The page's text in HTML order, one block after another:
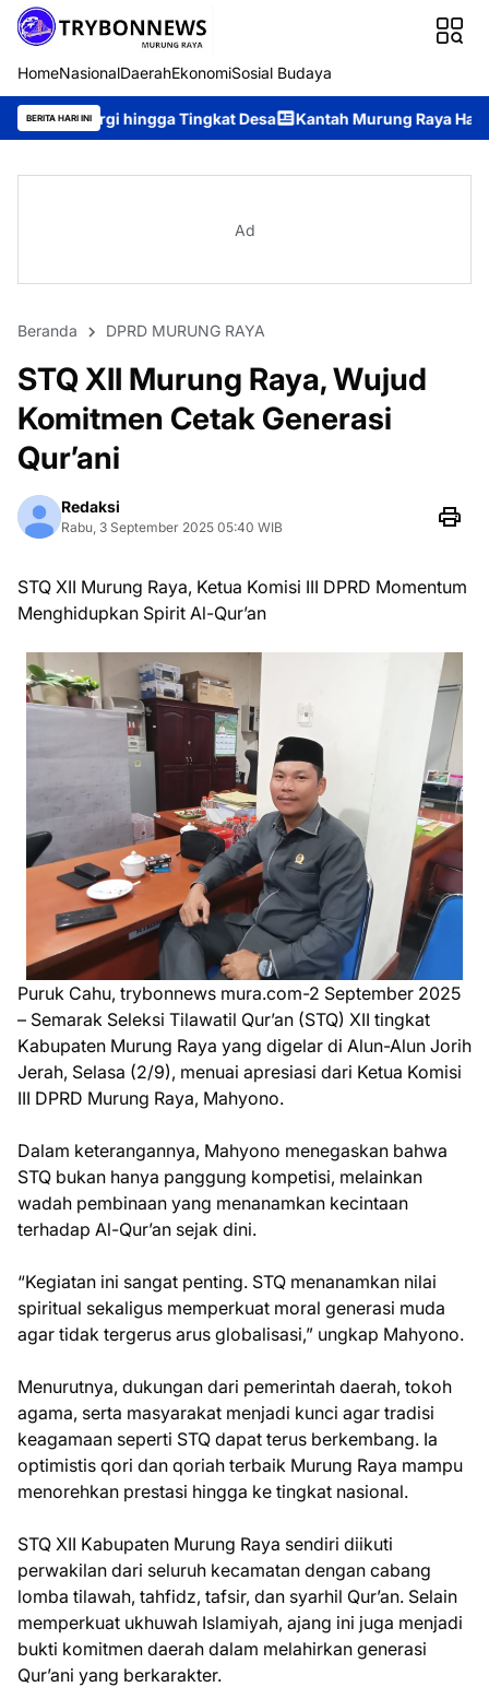
HomeNasionalDaerahEkonomiSosial Budaya
BERITA HARI INI
hingga Tingkat Desa Kantah Murung Raya Hadiri Forum
Ad
Beranda DPRD MURUNG RAYA
STQ XII Murung Raya, Wujud
Komitmen Cetak Generasi
Qur’ani
Redaksi
Rabu, 3 September 2025 05:40 WIB
STQ XII Murung Raya, Ketua Komisi III DPRD Momentum
Menghidupkan Spirit Al-Qur’an
Puruk Cahu, trybonnews mura.com-2 September 2025
– Semarak Seleksi Tilawatil Qur’an (STQ) XII tingkat
Kabupaten Murung Raya yang digelar di Alun-Alun Jorih
Jerah, Selasa (2/9), menuai apresiasi dari Ketua Komisi
III DPRD Murung Raya, Mahyono.
Dalam keterangannya, Mahyono menegaskan bahwa
STQ bukan hanya panggung kompetisi, melainkan
wadah pembinaan yang menanamkan kecintaan
terhadap Al-Qur’an sejak dini.
“Kegiatan ini sangat penting. STQ menanamkan nilai
spiritual sekaligus memperkuat moral generasi muda
agar tidak tergerus arus globalisasi,” ungkap Mahyono.
Menurutnya, dukungan dari pemerintah daerah, tokoh
agama, serta masyarakat menjadi kunci agar tradisi
keagamaan seperti STQ dapat terus berkembang. Ia
optimistis qori dan qoriah terbaik Murung Raya mampu
menorehkan prestasi hingga ke tingkat nasional.
STQ XII Kabupaten Murung Raya sendiri diikuti
perwakilan dari seluruh kecamatan dengan cabang
lomba tilawah, tahfidz, tafsir, dan syarhil Qur’an. Selain
memperkuat ukhuwah Islamiyah, ajang ini juga menjadi
bukti komitmen daerah dalam melahirkan generasi
Qur’ani yang berkarakter.